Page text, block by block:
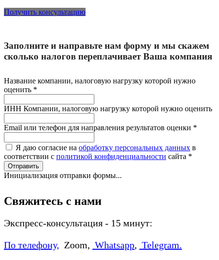
Получить консультацию
Заполните и направьте нам форму и мы скажем
сколько налогов переплачивает Ваша компания
Название компании, налоговую нагрузку которой нужно
оценить *
ИНН Компании, налоговую нагрузку которой нужно оценить
Email или телефон для направления результатов оценки *
Я даю согласие на обработку персональных данных в
соответствии с политикой конфиденциальности сайта *
Отправить
Инициализация отправки формы...
Свяжитесь с нами
Экспресс-консультация - 15 минут:
По телефону, Zoom, Whatsapp, Telegram.